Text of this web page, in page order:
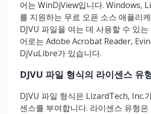
어는 WinDjView입니다. Windows,
를 지원하는 무료 오픈 소스 애플리
DJVU 파일을 여는 데 사용할 수 있
어로는 Adobe Acrobat Reader,
DjVuLibre가 있습니다.
DJVU 파일 형식의 라이센스 유
DJVU 파일 형식은 LizardTech, Inc.
센스를 부여합니다. 라이센스 유형